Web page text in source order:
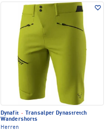
Dynafit ·
Transalper Dynastretch
Wandershorts
Herren